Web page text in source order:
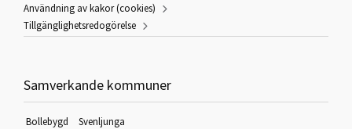
Användning av kakor (cookies)
Tillgänglighetsredogörelse
Samverkande kommuner
Bollebygd
Svenljunga